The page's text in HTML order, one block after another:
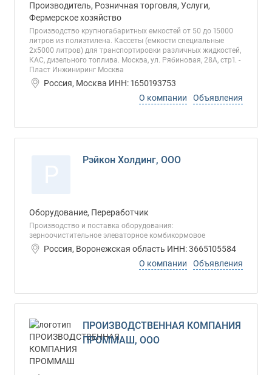
Производитель, Розничная торговля, Услуги,
Фермерское хозяйство
Производство крупногабаритных емкостей от 50 до 15000
литров из полиэтилена. Кассеты (емкости специальные
2х5000 литров) для транспортировки различных жидкостей,
КАС, дизельного топлива. Москва, ул. Рябиновая, 28А, стр1. -
Пласт Инжиниринг Москва
Россия, Москва ИНН: 1650193753
О компании
Объявления
Рэйкон Холдинг, ООО
Оборудование, Переработчик
Производство и поставка оборудования:
зерноочистительное элеваторное комбикормовое
Россия, Воронежская область ИНН: 3665105584
О компании
Объявления
ПРОИЗВОДСТВЕННАЯ КОМПАНИЯ
ПРОММАШ, ООО